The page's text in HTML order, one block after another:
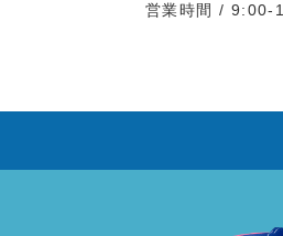
営業時間 / 9:00-